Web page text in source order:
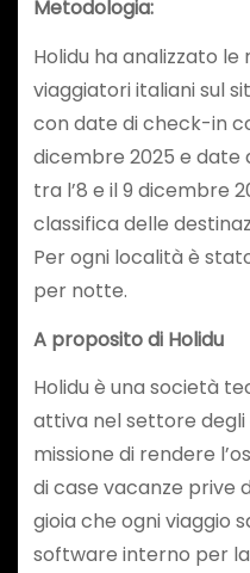
Metodologia:
Holidu ha analizzato
viaggiatori italiani sul
con date di check-in
dicembre 2025 e
tra l’8 e il 9 dicembre
classifica delle
Per ogni località è
per notte.
A proposito di Holidu
Holidu è una società
attiva nel settore
missione di rendere
di case vacanze prive
gioia che ogni viaggio
software interno per